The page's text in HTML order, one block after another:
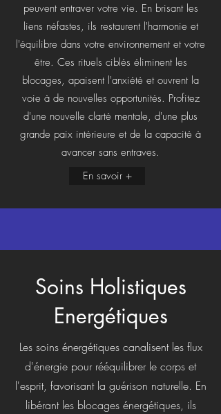
peuvent entraver votre vie. En brisant les
liens néfastes, ils restaurent l'harmonie et
l'équilibre dans votre environnement et votre
être. Ces rituels ciblés éliminent les
blocages, apaisent l'anxiété et ouvrent la
voie à de nouvelles opportunités. Profitez
d'une nouvelle clarté mentale, d'une plus
grande paix intérieure et de la capacité à
avancer sans entraves.
En savoir +
Soins Holistiques
Energétiques
Les soins énergétiques canalisent les flux
d'énergie pour rééquilibrer le corps et
l'esprit, favorisant la guérison naturelle. En
libérant les blocages énergétiques, ils